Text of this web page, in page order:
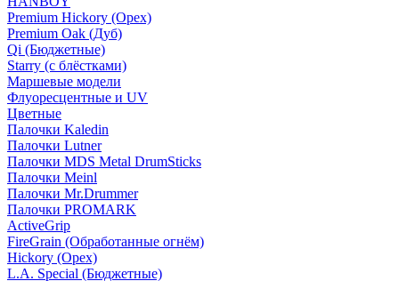
Premium Hickory (Орех)
Premium Oak (Дуб)
Qi (Бюджетные)
Starry (с блёстками)
Маршевые модели
Флуоресцентные и UV
Цветные
Палочки Kaledin
Палочки Lutner
Палочки MDS Metal DrumSticks
Палочки Meinl
Палочки Mr.Drummer
Палочки PROMARK
ActiveGrip
FireGrain (Обработанные огнём)
Hickory (Орех)
L.A. Special (Бюджетные)